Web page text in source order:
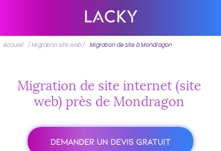
Accueil / Migration site web / Migration de site à Mondragon
Migration de site internet (site
web) près de Mondragon
DEMANDER UN DEVIS GRATUIT